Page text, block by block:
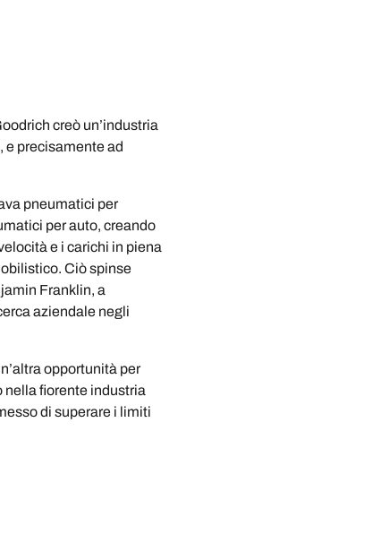
creò un’industria
e precisamente ad
pneumatici per
per auto, creando
e i carichi in piena
Ciò spinse
Franklin, a
aziendale negli
opportunità per
fiorente industria
di superare i limiti